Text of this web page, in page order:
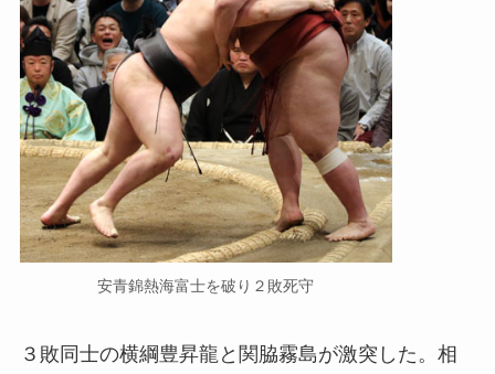
安青錦熱海富士を破り２敗死守
３敗同士の横綱豊昇龍と関脇霧島が激突した。相